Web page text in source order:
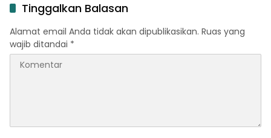
Tinggalkan Balasan
Alamat email Anda tidak akan dipublikasikan. Ruas yang
wajib ditandai *